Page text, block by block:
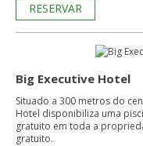
RESERVAR
Big Executive Hotel
Situado a 300 metros do
Hotel disponibiliza uma
gratuito em toda a
gratuito.